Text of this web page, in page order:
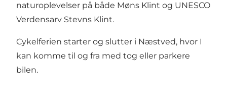
naturoplevelser på både Møns Klint og UNESCO
Verdensarv Stevns Klint.
Cykelferien starter og slutter i Næstved, hvor I
kan komme til og fra med tog eller parkere
bilen.